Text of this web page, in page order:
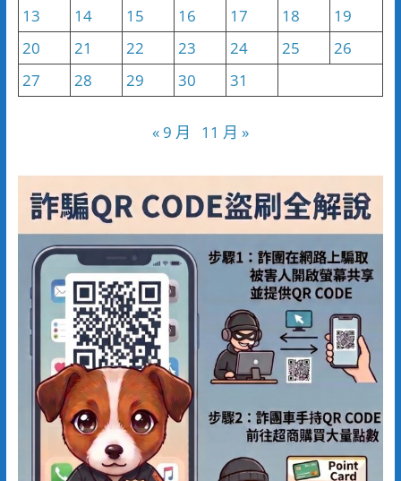
13
14 15 16 17 18
19
20
21 22 23 24 25
26
27
28 29 30 31
« 9 月 11 月 »